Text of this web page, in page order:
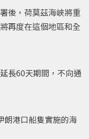
後，荷莫茲海峽將重
再度在這個地區和全
長60天期間，不向通
朗港口船隻實施的海